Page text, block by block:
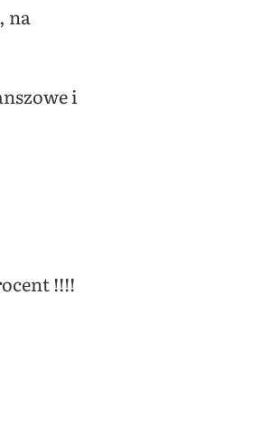
na
i
!!!!